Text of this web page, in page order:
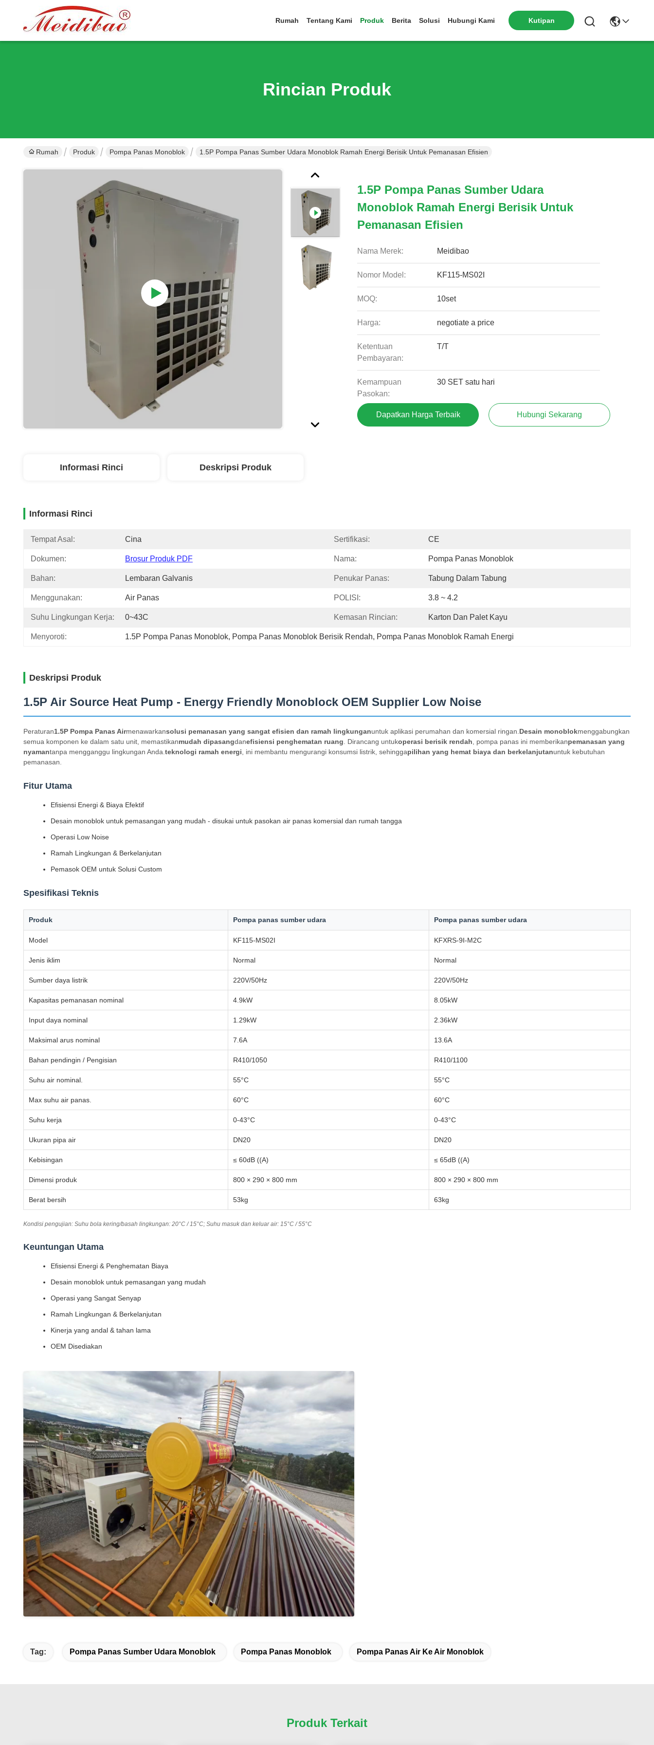
Rumah Tentang Kami Produk Berita Solusi Hubungi Kami Kutipan
Rincian Produk
Rumah Produk Pompa Panas Monoblok 1.5P Pompa Panas Sumber Udara Monoblok Ramah Energi Berisik Untuk Pemanasan Efisien
1.5P Pompa Panas Sumber Udara
Monoblok Ramah Energi Berisik Untuk
Pemanasan Efisien
Nama Merek: Meidibao
Nomor Model: KF115-MS02I
MOQ: 10set
Harga: negotiate a price
Ketentuan
Pembayaran:
T/T
Kemampuan
Pasokan:
30 SET satu hari
Dapatkan Harga Terbaik Hubungi Sekarang
Informasi Rinci Deskripsi Produk
Informasi Rinci
Tempat Asal: Cina Sertifikasi: CE
Dokumen: Brosur Produk PDF Nama: Pompa Panas Monoblok
Bahan: Lembaran Galvanis Penukar Panas: Tabung Dalam Tabung
Menggunakan: Air Panas POLISI: 3.8 ~ 4.2
Suhu Lingkungan Kerja: 0~43C Kemasan Rincian: Karton Dan Palet Kayu
Menyoroti: 1.5P Pompa Panas Monoblok, Pompa Panas Monoblok Berisik Rendah, Pompa Panas Monoblok Ramah Energi
Deskripsi Produk
1.5P Air Source Heat Pump - Energy Friendly Monoblock OEM Supplier Low Noise
Peraturan1.5P Pompa Panas Airmenawarkansolusi pemanasan yang sangat efisien dan ramah lingkunganuntuk aplikasi perumahan dan komersial ringan. Desain monoblokmenggabungkan
semua komponen ke dalam satu unit, memastikanmudah dipasangdanefisiensi penghematan ruang . Dirancang untukoperasi berisik rendah , pompa panas ini memberikanpemanasan yang
nyamantanpa mengganggu lingkungan Anda. teknologi ramah energi , ini membantu mengurangi konsumsi listrik, sehinggapilihan yang hemat biaya dan berkelanjutanuntuk kebutuhan
pemanasan.
Fitur Utama
Efisiensi Energi & Biaya Efektif
Desain monoblok untuk pemasangan yang mudah - disukai untuk pasokan air panas komersial dan rumah tangga
Operasi Low Noise
Ramah Lingkungan & Berkelanjutan
Pemasok OEM untuk Solusi Custom
Spesifikasi Teknis
Produk Pompa panas sumber udara Pompa panas sumber udara
Model KF115-MS02I KFXRS-9I-M2C
Jenis iklim Normal Normal
Sumber daya listrik 220V/50Hz 220V/50Hz
Kapasitas pemanasan nominal 4.9kW 8.05kW
Input daya nominal 1.29kW 2.36kW
Maksimal arus nominal 7.6A 13.6A
Bahan pendingin / Pengisian R410/1050 R410/1100
Suhu air nominal. 55°C 55°C
Max suhu air panas. 60°C 60°C
Suhu kerja 0-43°C 0-43°C
Ukuran pipa air DN20 DN20
Kebisingan ≤ 60dB ((A) ≤ 65dB ((A)
Dimensi produk 800 × 290 × 800 mm 800 × 290 × 800 mm
Berat bersih 53kg 63kg
Kondisi pengujian: Suhu bola kering/basah lingkungan: 20°C / 15°C; Suhu masuk dan keluar air: 15°C / 55°C
Keuntungan Utama
Efisiensi Energi & Penghematan Biaya
Desain monoblok untuk pemasangan yang mudah
Operasi yang Sangat Senyap
Ramah Lingkungan & Berkelanjutan
Kinerja yang andal & tahan lama
OEM Disediakan
Tag: Pompa Panas Sumber Udara Monoblok Pompa Panas Monoblok Pompa Panas Air Ke Air Monoblok
Produk Terkait